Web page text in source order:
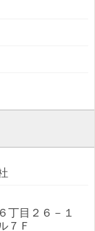
丁目２６－１
７Ｆ